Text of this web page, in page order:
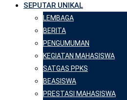
SEPUTAR UNIKAL
LEMBAGA
BERITA
PENGUMUMAN
KEGIATAN MAHASISWA
SATGAS PPKS
BEASISWA
PRESTASI MAHASISWA